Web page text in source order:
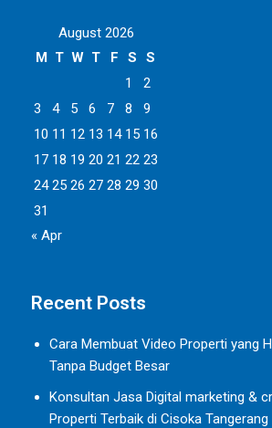
August 2026
M T W T F S
S
1
2
3
4 5 6 7 8
9
10 11 12 13 14 15 16
17 18 19 20 21 22 23
24 25 26 27 28 29 30
31
« Apr
Recent Posts
Cara Membuat Video Properti yang
Tanpa Budget Besar
Konsultan Jasa Digital marketing &
Properti Terbaik di Cisoka Tangerang